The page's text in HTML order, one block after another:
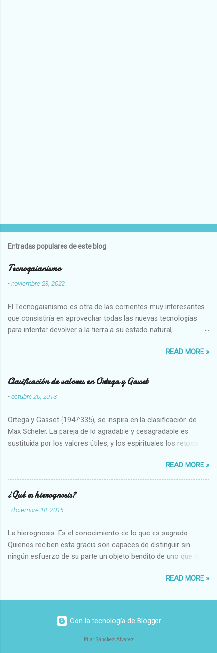
Entradas populares de este blog
Tecnogaianismo
-noviembre 23, 2022
El Tecnogaianismo es otra de las corrientes muy interesantes
que consistiría en aprovechar todas las nuevas tecnologías
para intentar devolver a la tierra a su estado natural,
READ MORE »
Clasificación de valores en Ortega y Gasset
-octubre 20, 2013
Ortega y Gasset (1947:335), se inspira en la clasificación de
Max Scheler. La pareja de lo agradable y desagradable es
sustituida por los valores útiles, y los espirituales los retoca.
Abundante-Escaso,etc 2 VITALES Sano-Enfermo Selecto-
Vulgar Enérgico-Inerte Fuerte-Débil,etc. 3 ESPIRITUALES a)
Intelectuales Conocimiento-Error Exacto-Aproximado
Evidente-Probable,etc b) Morales Bueno-malo Bondadoso-
malvado Justo-Injusto Escrupuloso-Relajado Leal-Desleal,etc.
Armonioso-Inarmonioso 4 RELIGIOSOS Santo-Pr...
READ MORE »
¿Qué es hierognosis?
-diciembre 18, 2015
La hierognosis. Es el conocimiento de lo que es sagrado.
Quienes reciben esta gracia son capaces de distinguir sin
ningún esfuerzo de su parte un objeto bendito de uno que no
READ MORE »
Con la tecnología de Blogger
Pilar Sánchez Alvarez